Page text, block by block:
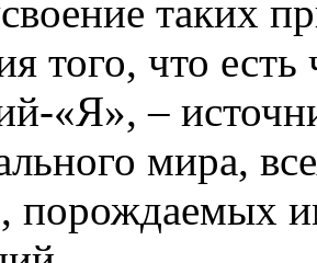
таких
того, что есть
«Я», –
мира,
порождаемых